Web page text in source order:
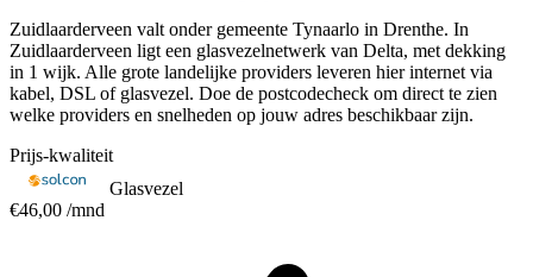
Zuidlaarderveen valt onder gemeente Tynaarlo in Drenthe. In
Zuidlaarderveen ligt een glasvezelnetwerk van Delta, met dekking
in 1 wijk. Alle grote landelijke providers leveren hier internet via
kabel, DSL of glasvezel. Doe de postcodecheck om direct te zien
welke providers en snelheden op jouw adres beschikbaar zijn.
Prijs-kwaliteit
Glasvezel
€46,00 /mnd